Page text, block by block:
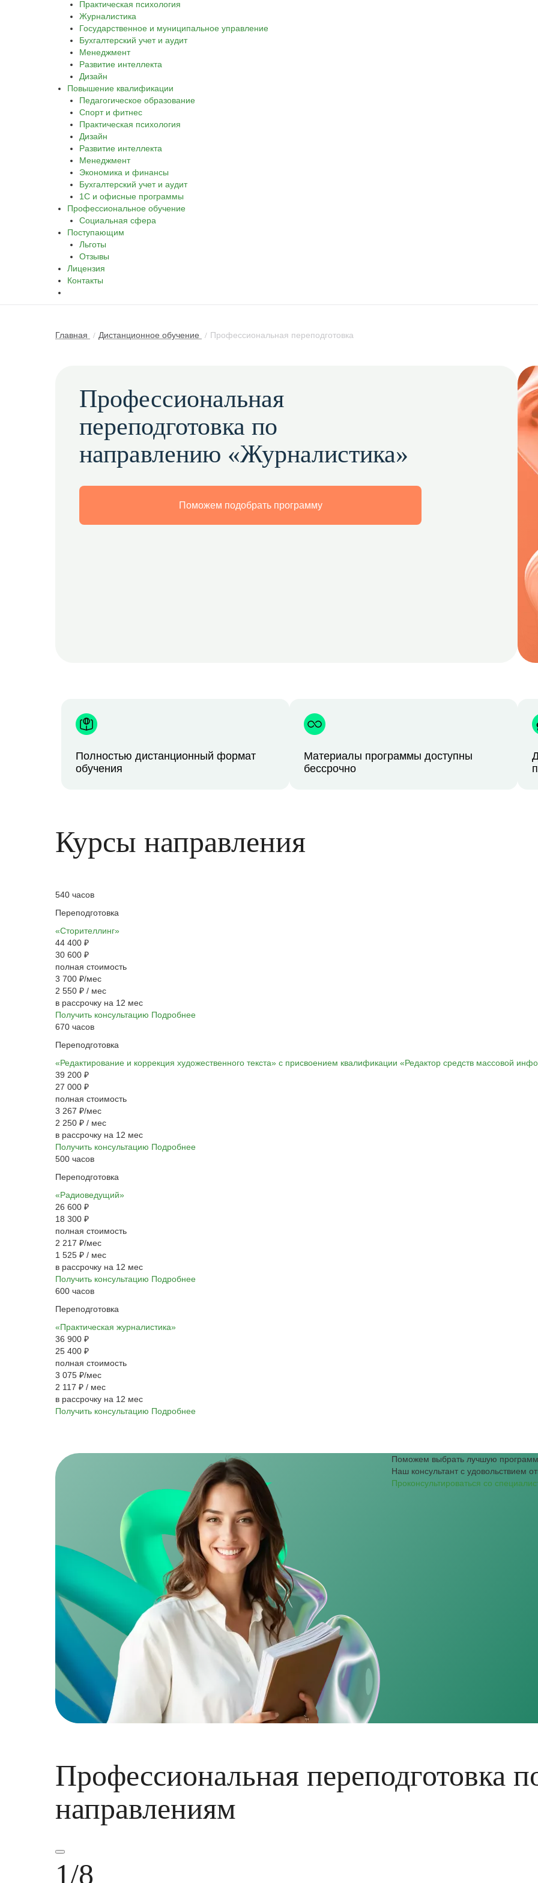
Практическая психология
Журналистика
Государственное и муниципальное управление
Бухгалтерский учет и аудит
Менеджмент
Развитие интеллекта
Дизайн
Повышение квалификации
Педагогическое образование
Спорт и фитнес
Практическая психология
Дизайн
Развитие интеллекта
Менеджмент
Экономика и финансы
Бухгалтерский учет и аудит
1С и офисные программы
Профессиональное обучение
Социальная сфера
Поступающим
Льготы
Отзывы
Лицензия
Контакты
Главная Дистанционное обучение Профессиональная переподготовка
Профессиональная
переподготовка по
направлению «Журналистика»
Поможем подобрать программу
Полностью дистанционный формат
обучения
Материалы программы доступны
бессрочно
Курсы направления
540 часов
Переподготовка
«Сторителлинг»
44 400 ₽
30 600 ₽
полная стоимость
3 700 ₽/мес
2 550 ₽ / мес
в рассрочку на 12 мес
Получить консультацию Подробнее
670 часов
Переподготовка
«Редактирование и коррекция художественного текста» с присвоением квалификации «Редактор средств массовой
39 200 ₽
27 000 ₽
полная стоимость
3 267 ₽/мес
2 250 ₽ / мес
в рассрочку на 12 мес
Получить консультацию Подробнее
500 часов
Переподготовка
«Радиоведущий»
26 600 ₽
18 300 ₽
полная стоимость
2 217 ₽/мес
1 525 ₽ / мес
в рассрочку на 12 мес
Получить консультацию Подробнее
600 часов
Переподготовка
«Практическая журналистика»
36 900 ₽
25 400 ₽
полная стоимость
3 075 ₽/мес
2 117 ₽ / мес
в рассрочку на 12 мес
Получить консультацию Подробнее
Поможем выбрать лучшую
Наш консультант с удовольствием
Проконсультироваться со
Профессиональная переподготовка
направлениям
1/8